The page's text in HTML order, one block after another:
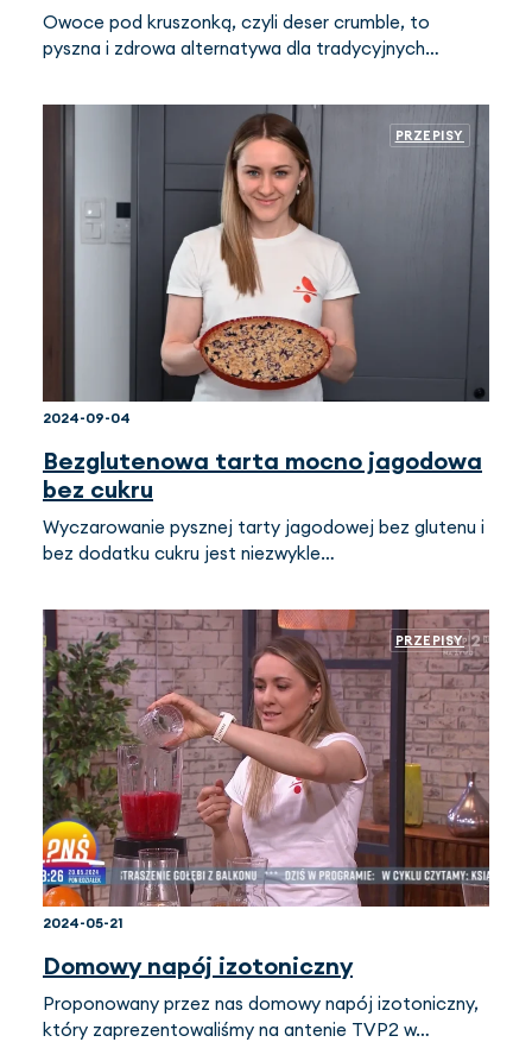
Owoce pod kruszonką, czyli deser crumble, to
pyszna i zdrowa alternatywa dla tradycyjnych…
PRZEPISY
2024-09-04
Bezglutenowa tarta mocno jagodowa
bez cukru
Wyczarowanie pysznej tarty jagodowej bez glutenu i
bez dodatku cukru jest niezwykle…
PRZEPISY
2024-05-21
Domowy napój izotoniczny
Proponowany przez nas domowy napój izotoniczny,
który zaprezentowaliśmy na antenie TVP2 w…